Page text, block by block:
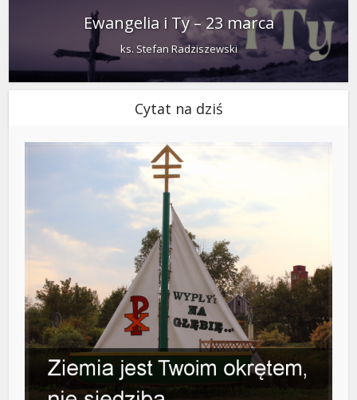
Ewangelia i Ty – 23 marca
ks. Stefan Radziszewski
Cytat na dziś